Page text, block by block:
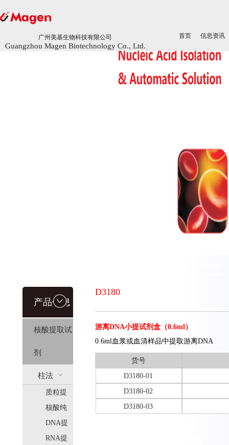
广州美基生物科技有限公司
Guangzhou Magen Biotechnology Co., Ltd.
首页 信息资讯
广州美基生物科技有限公司
Guangzhou Magen Biotechnology Co., Ltd.
首页 信息资讯
产品信息
核酸提取试
剂
柱法
质粒提
取
核酸纯
化
DNA提
取
RNA提
D3180
游离DNA小提试剂盒（0.6ml）
0.6ml血浆或血清样品中提取游离DNA
货号
D3180-01
D3180-02
D3180-03